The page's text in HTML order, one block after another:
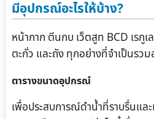
มีอุปกรณ์อะไรให้บ้าง?
หน้ากาก ตีนกบ เว็ตสูท BCD เรกู
ตะกั่ว และถัง ทุกอย่างที่จำเป็นรว
ตารางขนาดอุปกรณ์
เพื่อประสบการณ์ดำน้ำที่ราบรื่นแ